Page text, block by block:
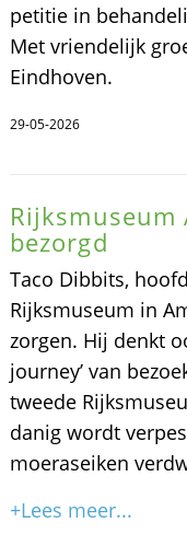
petitie in
Met vriendelijk
Eindhoven.
29-05-2026
Rijksmuseum
bezorgd
Taco Dibbits,
Rijksmuseum in
zorgen. Hij denkt
journey’ van
tweede
danig wordt
moeraseiken
+Lees meer...